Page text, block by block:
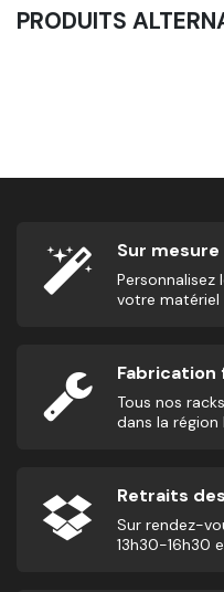
PRODUITS
Sur mesure
Personnalisez
votre matériel
Fabrication
Tous nos
dans la région
Retraits
Sur rendez-
13h30-16h30